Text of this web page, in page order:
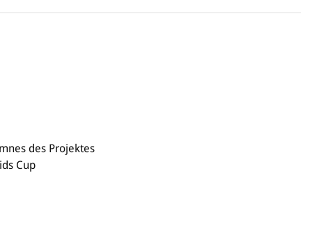
des Projektes
Cup